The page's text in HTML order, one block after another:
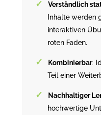
Verständlich
Inhalte werden
interaktiven
roten Faden.
Kombinierbar:
Teil einer
Nachhaltiger
hochwertige